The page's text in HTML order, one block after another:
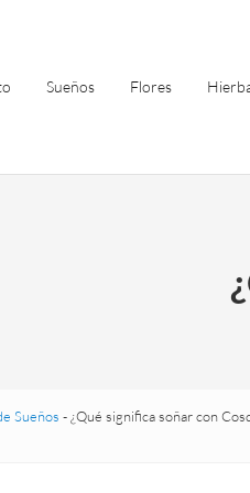
Sueños Flores
Sueños - ¿Qué significa soñar con